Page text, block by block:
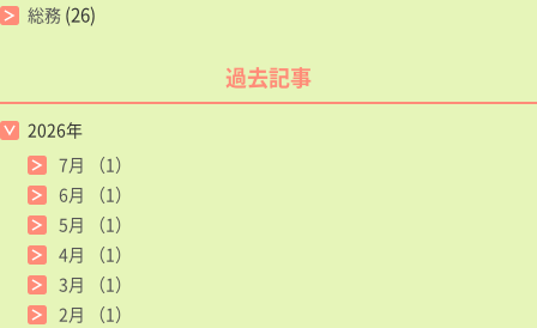
総務 (26)
過去記事
2026年
7月
（1）
6月
（1）
5月
（1）
4月
（1）
3月
（1）
2月
（1）